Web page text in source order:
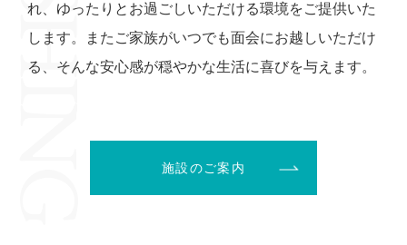
れ、ゆったりとお過ごしいただける環境をご提供いた
します。またご家族がいつでも面会にお越しいただけ
る、そんな安心感が穏やかな生活に喜びを与えます。
施設のご案内